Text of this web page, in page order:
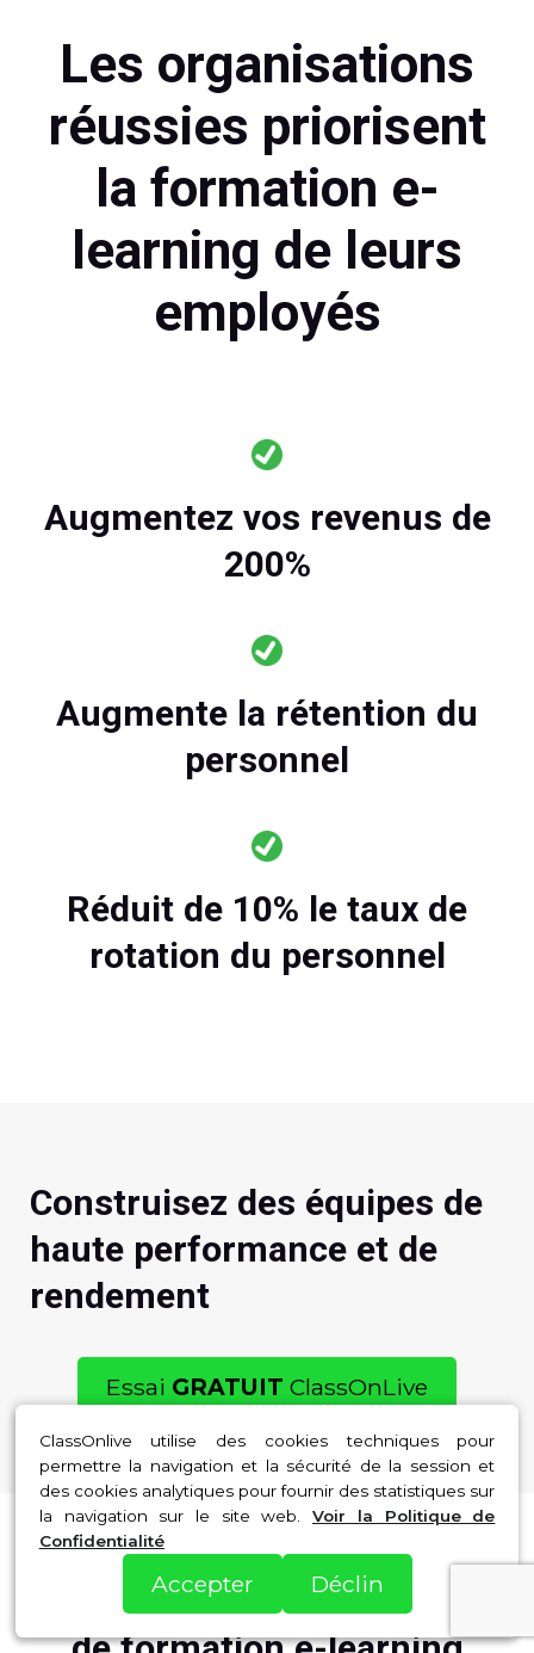
ClassOnlive utilise des cookies techniques pour
permettre la navigation et la sécurité de la session et
des cookies analytiques pour fournir des statistiques sur
la navigation sur le site web.Voir la Politique de
Confidentialité
Accepter Déclin
Les organisations
réussies priorisent
la formation e-
learning de leurs
employés
Augmentez vos revenus de
200%
Augmente la rétention du
personnel
Réduit de 10% le taux de
rotation du personnel
Construisez des équipes de
haute performance et de
rendement
Essai GRATUIT ClassOnLive
Boostez la performance de
votre équipe avec le logiciel